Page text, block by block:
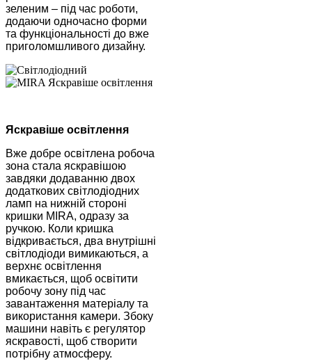
зеленим – під час роботи,
додаючи одночасно форми
та функціональності до вже
приголомшливого дизайну.
Яскравіше освітлення
Вже добре освітлена робоча
зона стала яскравішою
завдяки додаванню двох
додаткових світлодіодних
ламп на нижній стороні
кришки MIRA, одразу за
ручкою. Коли кришка
відкривається, два внутрішні
світлодіоди вимикаються, а
верхнє освітлення
вмикається, щоб освітити
робочу зону під час
завантаження матеріалу та
використання камери. Збоку
машини навіть є регулятор
яскравості, щоб створити
потрібну атмосферу.